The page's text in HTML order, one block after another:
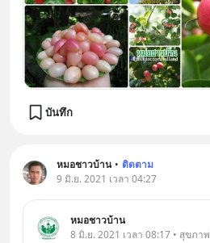
บันทึก
หมอชาวบ้าน • ติดตาม
9 มิ.ย. 2021 เวลา 04:27
หมอชาวบ้าน
8 มิ.ย. 2021 เวลา 08:17 • สุขภาพ